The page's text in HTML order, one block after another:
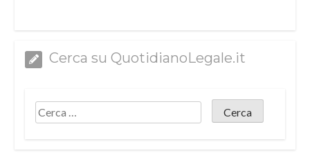
Cerca su QuotidianoLegale.it